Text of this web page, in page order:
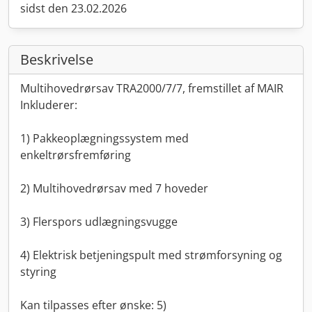
sidst den 23.02.2026
Beskrivelse
Multihovedrørsav TRA2000/7/7, fremstillet af MAIR
Inkluderer:
1) Pakkeoplægningssystem med
enkeltrørsfremføring
2) Multihovedrørsav med 7 hoveder
3) Flerspors udlægningsvugge
4) Elektrisk betjeningspult med strømforsyning og
styring
Kan tilpasses efter ønske: 5)